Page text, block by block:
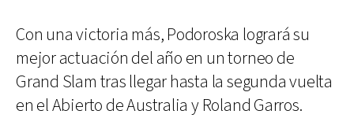
Con una victoria más, Podoroska logrará su
mejor actuación del año en un torneo de
Grand Slam tras llegar hasta la segunda vuelta
en el Abierto de Australia y Roland Garros.